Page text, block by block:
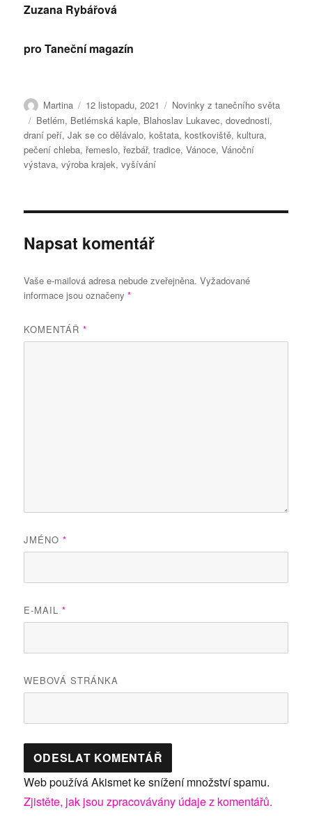
Zuzana Rybářová
pro Taneční magazín
Autor:
Martina Publikováno:
12 listopadu, 2021 Rubriky:
Novinky z tanečního světa
Štítky:
Betlém, Betlémská kaple, Blahoslav Lukavec,dovednosti,
draní peří,Jak se co dělávalo,koštata,kostkoviště,kultura,
pečení chleba,řemeslo,řezbář,tradice,Vánoce,Vánoční
výstava,výroba krajek,vyšívání
Napsat komentář
Vaše e-mailová adresa nebude zveřejněna. Vyžadované
informace jsou označeny*
KOMENTÁŘ*
JMÉNO*
E-MAIL*
WEBOVÁ STRÁNKA
Web používá Akismet ke snížení množství spamu.
Zjistěte, jak jsou zpracovávány údaje z komentářů.